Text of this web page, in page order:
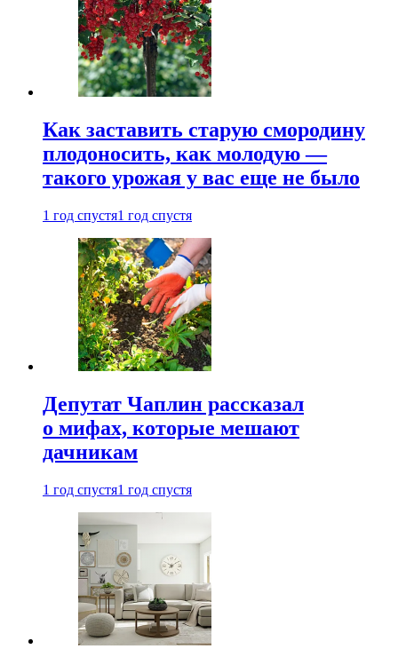
Как заставить старую смородину
плодоносить, как молодую —
такого урожая у вас еще не было
1 год спустя1 год спустя
Депутат Чаплин рассказал
о мифах, которые мешают
дачникам
1 год спустя1 год спустя